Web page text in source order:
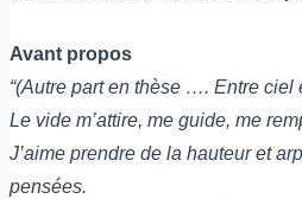
Avant propos
“(Autre part en thèse …. Entre ciel
Le vide m’attire, me guide, me
J’aime prendre de la hauteur et
pensées.